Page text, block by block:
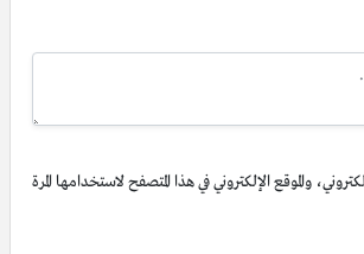
والموقع الإلكتروني في هذا المتصفح لاستخدامها المرة